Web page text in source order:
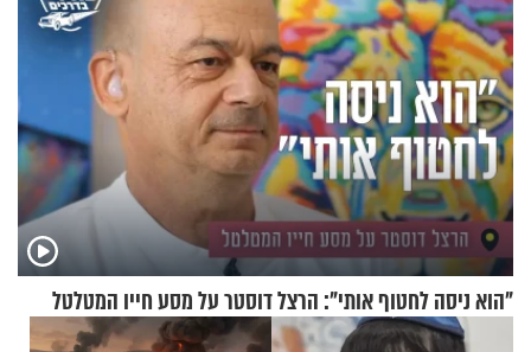
"הוא ניסה לחטוף אותי": הרצל דוסטר על מסע חייו המטלטל